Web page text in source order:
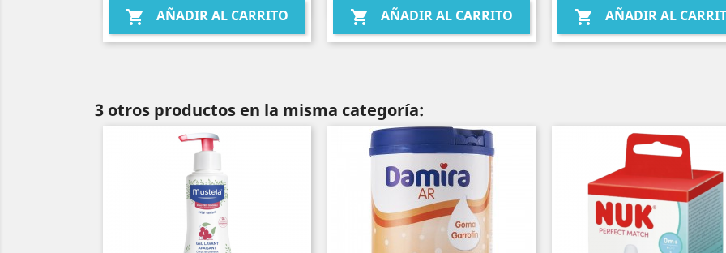
 AÑADIR AL CARRITO  AÑADIR AL CARRITO  AÑADIR AL
3 otros productos en la misma categoría: